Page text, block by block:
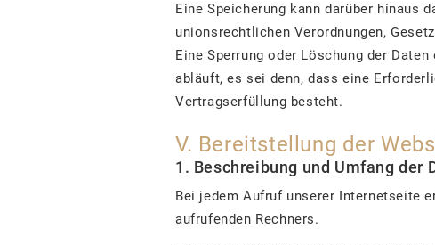
Eine Speicherung kann darüber hinaus
unionsrechtlichen Verordnungen,
Eine Sperrung oder Löschung der
abläuft, es sei denn, dass eine
Vertragserfüllung besteht.
V. Bereitstellung der
1. Beschreibung und Umfang der
Bei jedem Aufruf unserer Internetseite
aufrufenden Rechners.